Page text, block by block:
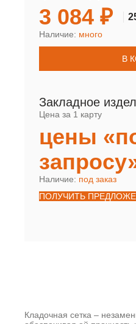
3 084 ₽
Наличие: много
Закладное
Цена за 1 карту
цены
Наличие: под заказ
ПОЛУЧИТЬ
Кладочная сетка –